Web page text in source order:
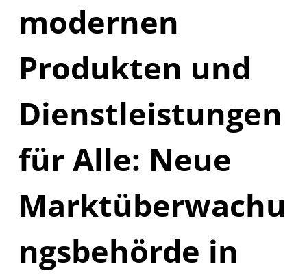
modernen
Produkten und
Dienstleistungen
für Alle: Neue
Marktüberwachu
ngsbehörde in